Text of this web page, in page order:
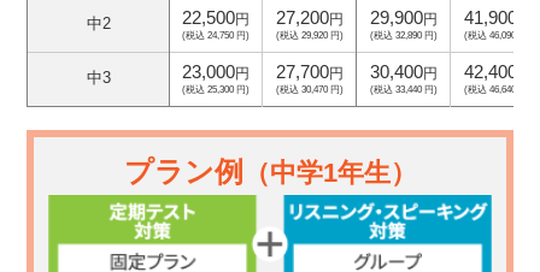
中2 22,500円
(税込 24,750 円)
27,200円
(税込 29,920 円)
29,900円
(税込 32,890 円)
41,900
(税込 46,090 円)
中3 23,000円
(税込 25,300 円)
27,700円
(税込 30,470 円)
30,400円
(税込 33,440 円)
42,400
(税込 46,640 円)
プラン例 （中学1年生）